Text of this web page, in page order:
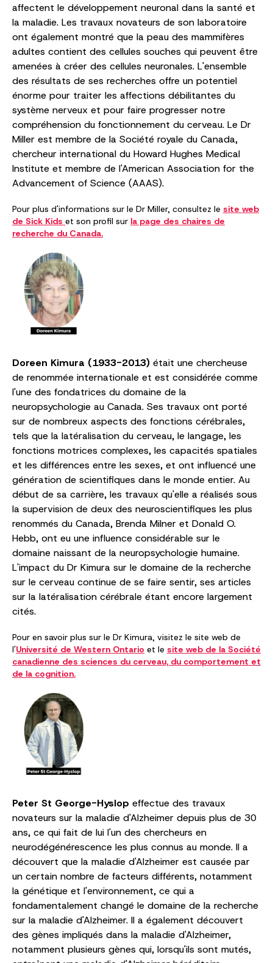
affectent le développement neuronal dans la santé et
la maladie. Les travaux novateurs de son laboratoire
ont également montré que la peau des mammifères
adultes contient des cellules souches qui peuvent être
amenées à créer des cellules neuronales. L'ensemble
des résultats de ses recherches offre un potentiel
énorme pour traiter les affections débilitantes du
système nerveux et pour faire progresser notre
compréhension du fonctionnement du cerveau. Le Dr
Miller est membre de la Société royale du Canada,
chercheur international du Howard Hughes Medical
Institute et membre de l'American Association for the
Advancement of Science (AAAS).
Pour plus d'informations sur le Dr Miller, consultez le site web
de Sick Kids et son profil sur la page des chaires de
recherche du Canada.
Doreen Kimura (1933-2013) était une chercheuse
de renommée internationale et est considérée comme
l'une des fondatrices du domaine de la
neuropsychologie au Canada. Ses travaux ont porté
sur de nombreux aspects des fonctions cérébrales,
tels que la latéralisation du cerveau, le langage, les
fonctions motrices complexes, les capacités spatiales
et les différences entre les sexes, et ont influencé une
génération de scientifiques dans le monde entier. Au
début de sa carrière, les travaux qu'elle a réalisés sous
la supervision de deux des neuroscientifiques les plus
renommés du Canada, Brenda Milner et Donald O.
Hebb, ont eu une influence considérable sur le
domaine naissant de la neuropsychologie humaine.
L'impact du Dr Kimura sur le domaine de la recherche
sur le cerveau continue de se faire sentir, ses articles
sur la latéralisation cérébrale étant encore largement
cités.
Pour en savoir plus sur le Dr Kimura, visitez le site web de
l'Université de Western Ontario et le site web de la Société
canadienne des sciences du cerveau, du comportement et
de la cognition.
Peter St George-Hyslop effectue des travaux
novateurs sur la maladie d'Alzheimer depuis plus de 30
ans, ce qui fait de lui l'un des chercheurs en
neurodégénérescence les plus connus au monde. Il a
découvert que la maladie d'Alzheimer est causée par
un certain nombre de facteurs différents, notamment
la génétique et l'environnement, ce qui a
fondamentalement changé le domaine de la recherche
sur la maladie d'Alzheimer. Il a également découvert
des gènes impliqués dans la maladie d'Alzheimer,
notamment plusieurs gènes qui, lorsqu'ils sont mutés,